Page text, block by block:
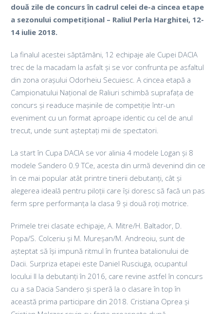
două zile de concurs în cadrul celei de-a cincea etape
a sezonului competițional – Raliul Perla Harghitei, 12-
14 iulie 2018.
La finalul acestei săptămâni, 12 echipaje ale Cupei DACIA
trec de la macadam la asfalt și se vor confrunta pe asfaltul
din zona orașului Odorheiu Secuiesc. A cincea etapă a
Campionatului Național de Raliuri schimbă suprafața de
concurs și readuce mașinile de competiție într-un
eveniment cu un format aproape identic cu cel de anul
trecut, unde sunt așteptați mii de spectatori.
La start în Cupa DACIA se vor alinia 4 modele Logan și 8
modele Sandero 0.9 TCe, acesta din urmă devenind din ce
în ce mai popular atât printre tinerii debutanți, cât și
alegerea ideală pentru piloții care își doresc să facă un pas
ferm spre performanța la clasa 9 și două roți motrice.
Primele trei clasate echipaje, A. Mitre/H. Baltador, D.
Popa/S. Colceriu și M. Mureșan/M. Andreoiu, sunt de
așteptat să își impună ritmul în fruntea batalionului de
Dacii. Surpriza etapei este Daniel Rusciuga, ocupantul
locului II la debutanți în 2016, care revine astfel în concurs
cu a sa Dacia Sandero și speră la o clasare în top în
această prima participare din 2018. Cristiana Oprea și